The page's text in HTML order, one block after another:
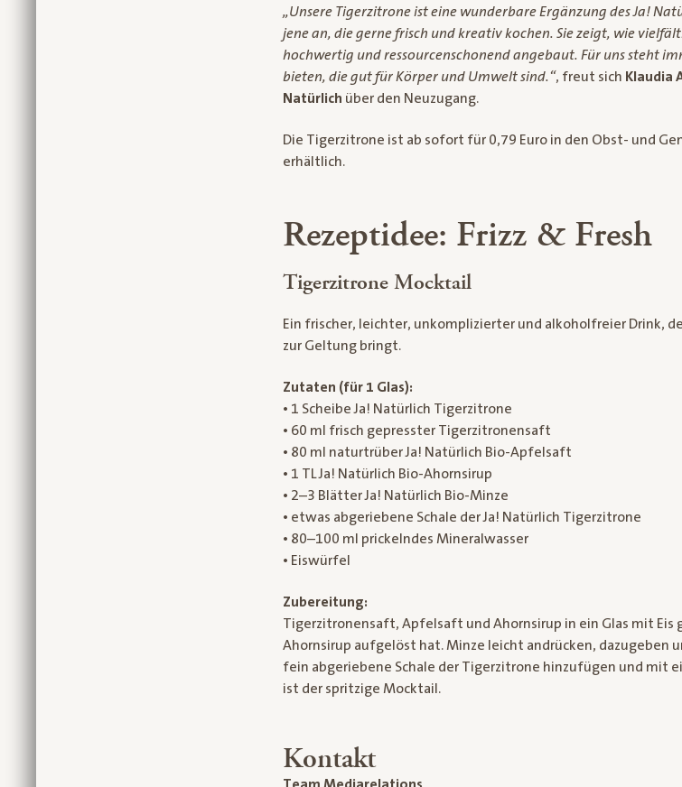
„Unsere Tigerzitrone ist eine wunderbare Ergänzung des Ja!
jene an, die gerne frisch und kreativ kochen. Sie zeigt, wie
hochwertig und ressourcenschonend angebaut. Für uns steht
bieten, die gut für Körper und Umwelt sind.“, freut sich Klaudia
Natürlich über den Neuzugang.
Die Tigerzitrone ist ab sofort für 0,79 Euro in den Obst- und
erhältlich.
Rezeptidee: Frizz & Fresh
Tigerzitrone Mocktail
Ein frischer, leichter, unkomplizierter und alkoholfreier Drink,
zur Geltung bringt.
Zutaten (für 1 Glas):
• 1 Scheibe Ja! Natürlich Tigerzitrone
• 60 ml frisch gepresster Tigerzitronensaft
• 80 ml naturtrüber Ja! Natürlich Bio-Apfelsaft
• 1 TL Ja! Natürlich Bio-Ahornsirup
• 2–3 Blätter Ja! Natürlich Bio-Minze
• etwas abgeriebene Schale der Ja! Natürlich Tigerzitrone
• 80–100 ml prickelndes Mineralwasser
• Eiswürfel
Zubereitung:
Tigerzitronensaft, Apfelsaft und Ahornsirup in ein Glas mit Eis
Ahornsirup aufgelöst hat. Minze leicht andrücken, dazugeben
fein abgeriebene Schale der Tigerzitrone hinzufügen und mit
ist der spritzige Mocktail.
Kontakt